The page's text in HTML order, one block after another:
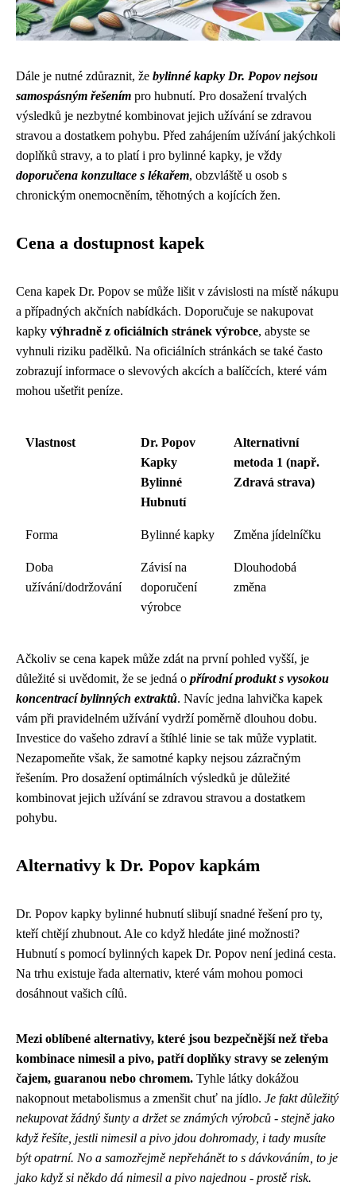
Dále je nutné zdůraznit, že bylinné kapky Dr. Popov nejsou
samospásným řešením pro hubnutí. Pro dosažení trvalých
výsledků je nezbytné kombinovat jejich užívání se zdravou
stravou a dostatkem pohybu. Před zahájením užívání jakýchkoli
doplňků stravy, a to platí i pro bylinné kapky, je vždy
doporučena konzultace s lékařem, obzvláště u osob s
chronickým onemocněním, těhotných a kojících žen.
Cena a dostupnost kapek
Cena kapek Dr. Popov se může lišit v závislosti na místě nákupu
a případných akčních nabídkách. Doporučuje se nakupovat
kapky výhradně z oficiálních stránek výrobce, abyste se
vyhnuli riziku padělků. Na oficiálních stránkách se také často
zobrazují informace o slevových akcích a balíčcích, které vám
mohou ušetřit peníze.
Vlastnost
Dr. Popov
Kapky
Bylinné
Hubnutí
Alternativní
metoda 1 (např.
Zdravá strava)
Forma Bylinné kapky Změna jídelníčku
Doba
užívání/dodržování
Závisí na
doporučení
výrobce
Dlouhodobá
změna
Ačkoliv se cena kapek může zdát na první pohled vyšší, je
důležité si uvědomit, že se jedná o přírodní produkt s vysokou
koncentrací bylinných extraktů. Navíc jedna lahvička kapek
vám při pravidelném užívání vydrží poměrně dlouhou dobu.
Investice do vašeho zdraví a štíhlé linie se tak může vyplatit.
Nezapomeňte však, že samotné kapky nejsou zázračným
řešením. Pro dosažení optimálních výsledků je důležité
kombinovat jejich užívání se zdravou stravou a dostatkem
pohybu.
Alternativy k Dr. Popov kapkám
Dr. Popov kapky bylinné hubnutí slibují snadné řešení pro ty,
kteří chtějí zhubnout. Ale co když hledáte jiné možnosti?
Hubnutí s pomocí bylinných kapek Dr. Popov není jediná cesta.
Na trhu existuje řada alternativ, které vám mohou pomoci
dosáhnout vašich cílů.
Mezi oblíbené alternativy, které jsou bezpečnější než třeba
kombinace nimesil a pivo, patří doplňky stravy se zeleným
čajem, guaranou nebo chromem. Tyhle látky dokážou
nakopnout metabolismus a zmenšit chuť na jídlo. Je fakt důležitý
nekupovat žádný šunty a držet se známých výrobců - stejně jako
když řešíte, jestli nimesil a pivo jdou dohromady, i tady musíte
být opatrní. No a samozřejmě nepřehánět to s dávkováním, to je
jako když si někdo dá nimesil a pivo najednou - prostě risk.